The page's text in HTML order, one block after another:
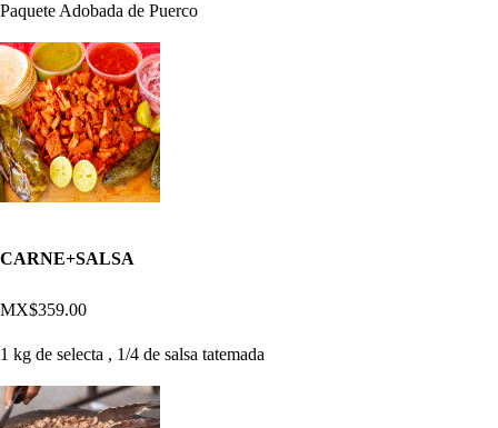
Paquete Adobada de Puerco
CARNE+SALSA
MX$359.00
1 kg de selecta , 1/4 de salsa tatemada